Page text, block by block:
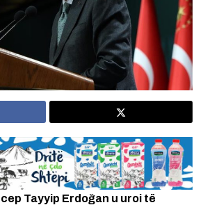
Tayyip Erdoğan u uroi të